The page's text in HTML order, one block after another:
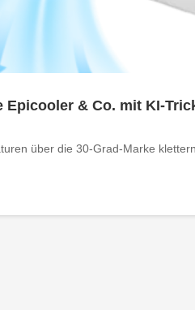
Epicooler & Co. mit KI-
über die 30-Grad-Marke